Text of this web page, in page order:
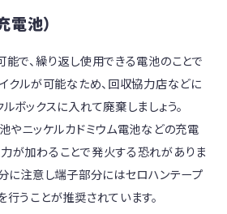
池）
で、繰り返し使用できる電池のことで
クルが可能なため、回収協力店などに
ボックスに入れて廃棄しましょう。
やニッケルカドミウム電池などの充電
が加わることで発火する恐れがありま
に注意し端子部分にはセロハンテープ
うことが推奨されています。